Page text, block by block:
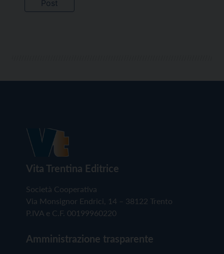
Vita Trentina Editrice
Società Cooperativa
Via Monsignor Endrici, 14 – 38122 Trento
P.IVA e C.F. 00199960220
Amministrazione trasparente